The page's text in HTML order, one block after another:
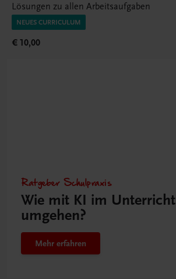
Lösungen zu allen Arbeitsaufgaben
NEUES CURRICULUM
€ 10,00
Ratgeber Schulpraxis
Wie mit KI im Unterricht
umgehen?
Mehr erfahren